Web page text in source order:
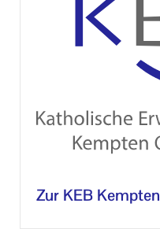
Zur KEB Kemp­ten